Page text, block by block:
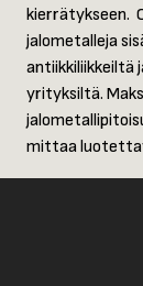
kierrätykseen.
jalometalleja
antiikkiliikkeiltä
yrityksiltä.
mittaa